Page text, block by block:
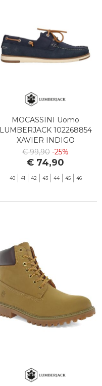
MOCASSINI Uomo
LUMBERJACK 102268854
XAVIER INDIGO
€ 99,90 -25%
€ 74,90
40 41 42 43 44 45 46